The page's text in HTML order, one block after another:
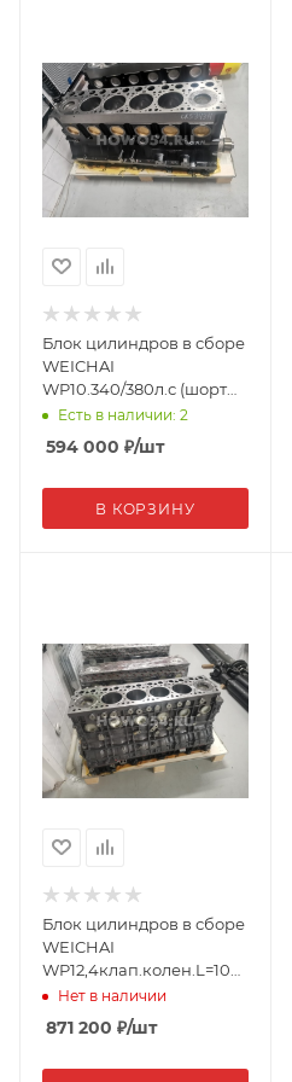
Блок цилиндров в сборе
WEICHAI
WP10.340/380л.с (шорт
блок) Креатек
WP10.340/380-ZGJ
CK5343H
Есть в наличии: 2
594 000 ₽/шт
В КОРЗИНУ
Блок цилиндров в сборе
WEICHAI
WP12,4клап.колен.L=1097.5мм
(шортбл) Креатек
612630010396-ZGJ
CK3247H
Нет в наличии
871 200 ₽/шт